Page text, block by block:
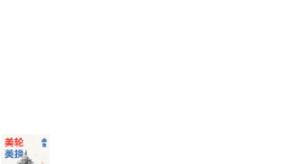
帖子获得约440万次浏览、6.2